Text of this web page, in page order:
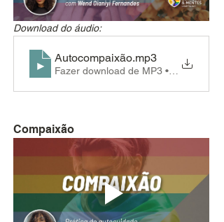
Download do áudio:
Autocompaixão.mp3
Fazer download de MP3 • 4.66MB
Compaixão